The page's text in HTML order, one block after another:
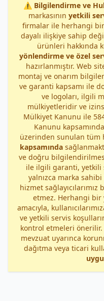
⚠️ Bilgilendirme ve
markasının yetkili
firmalar ile herhangi
dayalı ilişkiye sahip
ürünleri hakkında
yönlendirme ve özel
hazırlanmıştır. Web
montaj ve onarım
ve garanti kapsamı ile
ve logoları, ilgili
mülkiyetleridir ve
Mülkiyet Kanunu ile
Kanunu
üzerinden sunulan tüm
kapsamında
ve doğru
ile ilgili garanti, yetkili
yalnızca marka
hizmet
etmez. Herhangi bir
amacıyla,
ve yetkili servis
kontrol etmeleri
mevzuat uyarınca
dağıtma veya ticari